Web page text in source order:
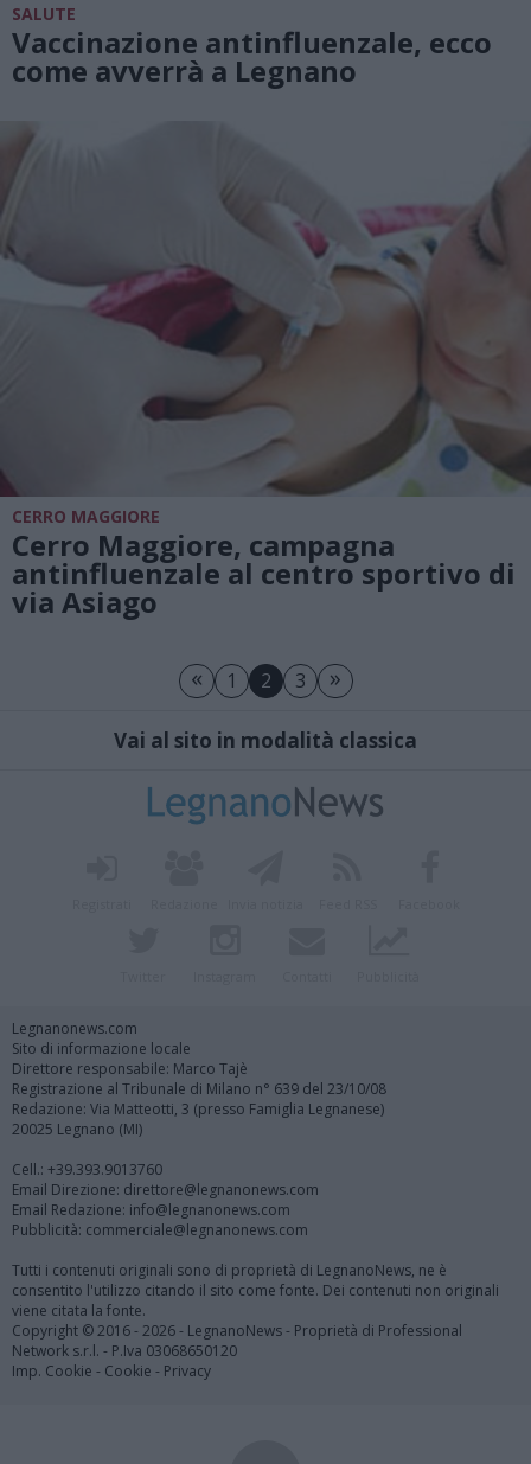
SALUTE
Vaccinazione antinfluenzale, ecco
come avverrà a Legnano
CERRO MAGGIORE
Cerro Maggiore, campagna
antinfluenzale al centro sportivo di
via Asiago
« 1 2 3 »
Vai al sito in modalità classica
Legnanonews.com
Sito di informazione locale
Direttore responsabile: Marco Tajè
Registrazione al Tribunale di Milano n° 639 del 23/10/08
Redazione: Via Matteotti, 3 (presso Famiglia Legnanese)
20025 Legnano (MI)
Cell.: +39.393.9013760
Email Direzione: direttore@legnanonews.com
Email Redazione: info@legnanonews.com
Pubblicità: commerciale@legnanonews.com
Tutti i contenuti originali sono di proprietà di LegnanoNews, ne è
consentito l'utilizzo citando il sito come fonte. Dei contenuti non originali
viene citata la fonte.
Copyright © 2016 - 2026 - LegnanoNews - Proprietà di Professional
Network s.r.l. - P.Iva 03068650120
Imp. Cookie - Cookie - Privacy